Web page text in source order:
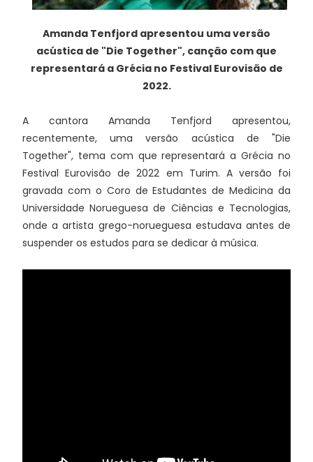
Amanda Tenfjord apresentou uma versão
acústica de "Die Together", canção com que
representará a Grécia no Festival Eurovisão de
2022.
A cantora Amanda Tenfjord apresentou,
recentemente, uma versão acústica de "Die
Together", tema com que representará a Grécia no
Festival Eurovisão de 2022 em Turim. A versão foi
gravada com o Coro de Estudantes de Medicina da
Universidade Norueguesa de Ciências e Tecnologias,
onde a artista grego-norueguesa estudava antes de
suspender os estudos para se dedicar à música.